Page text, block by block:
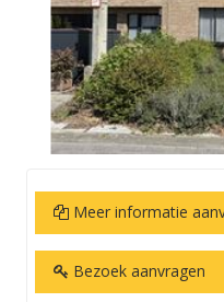
Meer informatie
Bezoek aanvragen